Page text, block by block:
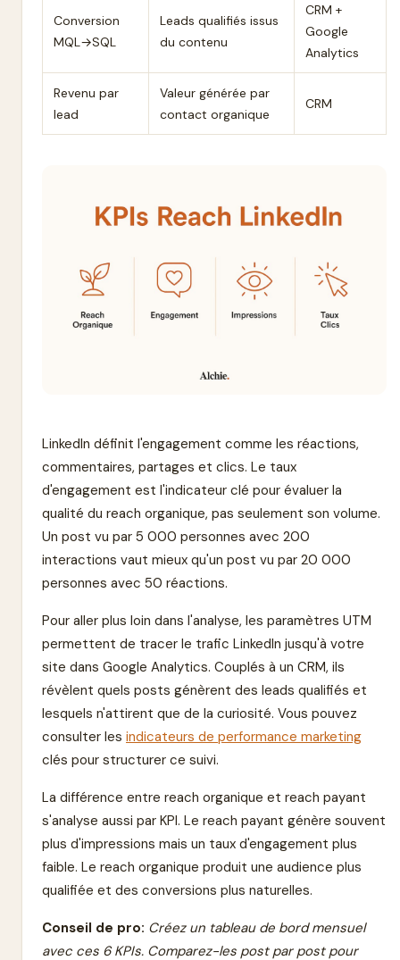
Conversion
MQL→SQL
Leads qualifiés issus
du contenu
CRM +
Google
Analytics
Revenu par
lead
Valeur générée par
contact organique
CRM
LinkedIn définit l'engagement comme les réactions,
commentaires, partages et clics. Le taux
d'engagement est l'indicateur clé pour évaluer la
qualité du reach organique, pas seulement son volume.
Un post vu par 5 000 personnes avec 200
interactions vaut mieux qu'un post vu par 20 000
personnes avec 50 réactions.
Pour aller plus loin dans l'analyse, les paramètres UTM
permettent de tracer le trafic LinkedIn jusqu'à votre
site dans Google Analytics. Couplés à un CRM, ils
révèlent quels posts génèrent des leads qualifiés et
lesquels n'attirent que de la curiosité. Vous pouvez
consulter les indicateurs de performance marketing
clés pour structurer ce suivi.
La différence entre reach organique et reach payant
s'analyse aussi par KPI. Le reach payant génère souvent
plus d'impressions mais un taux d'engagement plus
faible. Le reach organique produit une audience plus
qualifiée et des conversions plus naturelles.
Conseil de pro: Créez un tableau de bord mensuel
avec ces 6 KPIs. Comparez-les post par post pour